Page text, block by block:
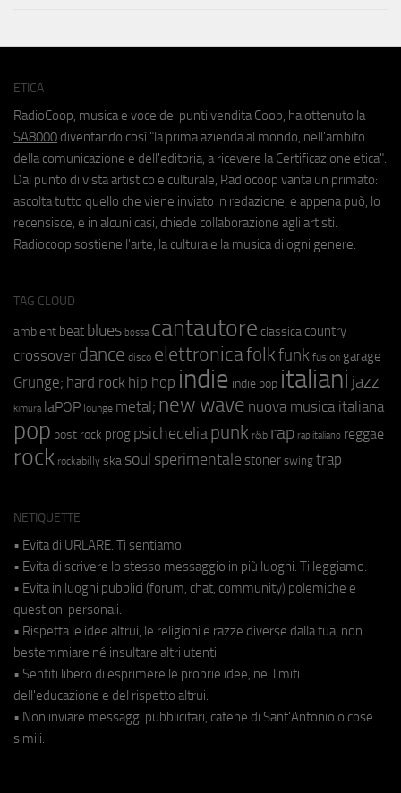
ETICA
RadioCoop, musica e voce dei punti vendita Coop, ha ottenuto la
SA8000 diventando così "la prima azienda al mondo, nell'ambito
della comunicazione e dell'editoria, a ricevere la Certificazione etica".
Dal punto di vista artistico e culturale, Radiocoop vanta un primato:
ascolta tutto quello che viene inviato in redazione, e appena può, lo
recensisce, e in alcuni casi, chiede collaborazione agli artisti.
Radiocoop sostiene l'arte, la cultura e la musica di ogni genere.
TAG CLOUD
ambient beat blues bossa cantautore classica country
crossover dance disco elettronicafolkfunk fusion garage
Grunge; hard rock hip hop indie indie pop italiani jazz
kimura laPOP lounge metal; new wave nuova musica italiana
pop post rock prog psichedeliapunk r&b rap rap italiano reggae
rock rockabilly ska soul sperimentale stoner swing trap
NETIQUETTE
• Evita di URLARE. Ti sentiamo.
• Evita di scrivere lo stesso messaggio in più luoghi. Ti leggiamo.
• Evita in luoghi pubblici (forum, chat, community) polemiche e
questioni personali.
• Rispetta le idee altrui, le religioni e razze diverse dalla tua, non
bestemmiare né insultare altri utenti.
• Sentiti libero di esprimere le proprie idee, nei limiti
dell'educazione e del rispetto altrui.
• Non inviare messaggi pubblicitari, catene di Sant'Antonio o cose
simili.